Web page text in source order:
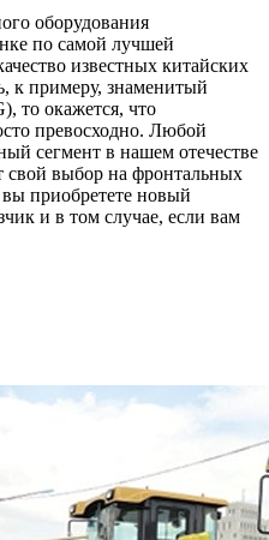
оборудования
по самой лучшей
известных китайских
к примеру, знаменитый
то окажется, что
превосходно. Любой
сегмент в нашем отечестве
свой выбор на фронтальных
приобретете новый
и в том случае, если вам